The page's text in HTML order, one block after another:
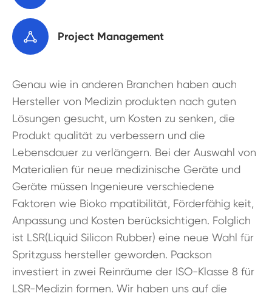
 Project Management
Genau wie in anderen Branchen haben auch
Hersteller von Medizin produkten nach guten
Lösungen gesucht, um Kosten zu senken, die
Produkt qualität zu verbessern und die
Lebensdauer zu verlängern. Bei der Auswahl von
Materialien für neue medizinische Geräte und
Geräte müssen Ingenieure verschiedene
Faktoren wie Bioko mpatibilität, Förderfähig keit,
Anpassung und Kosten berücksichtigen. Folglich
ist LSR(Liquid Silicon Rubber) eine neue Wahl für
Spritzguss hersteller geworden. Packson
investiert in zwei Reinräume der ISO-Klasse 8 für
LSR-Medizin formen. Wir haben uns auf die